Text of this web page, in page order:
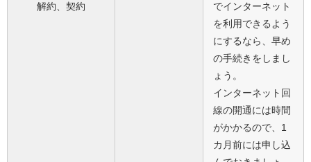
解約、契約
でインターネット
を利用できるよう
にするなら、早め
の手続きをしまし
ょう。
インターネット回
線の開通には時間
がかかるので、1
カ月前には申し込